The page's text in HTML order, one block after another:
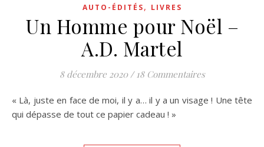
AUTO-ÉDITÉS, LIVRES
Un Homme pour Noël –
A.D. Martel
8 décembre 2020 / 18 Commentaires
« Là, juste en face de moi, il y a… il y a un visage ! Une tête
qui dépasse de tout ce papier cadeau ! »